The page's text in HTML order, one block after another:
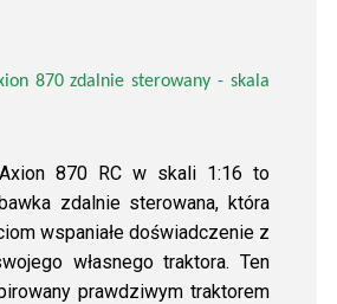
870 zdalnie sterowany - skala
870 RC w skali 1:16 to
zdalnie sterowana, która
wspaniałe doświadczenie z
własnego traktora. Ten
prawdziwym traktorem